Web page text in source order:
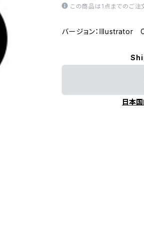
この商品は1点までのご注
バージョン：Illustrator
日本